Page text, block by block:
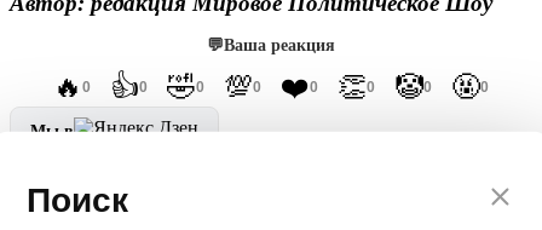
Поиск
💬Ваша реакция
🔥 0 👍0 🤣0 💯0 ❤️0 👏0 🤡0 🤬0
Мы в
Enter
Заметили ошЫ